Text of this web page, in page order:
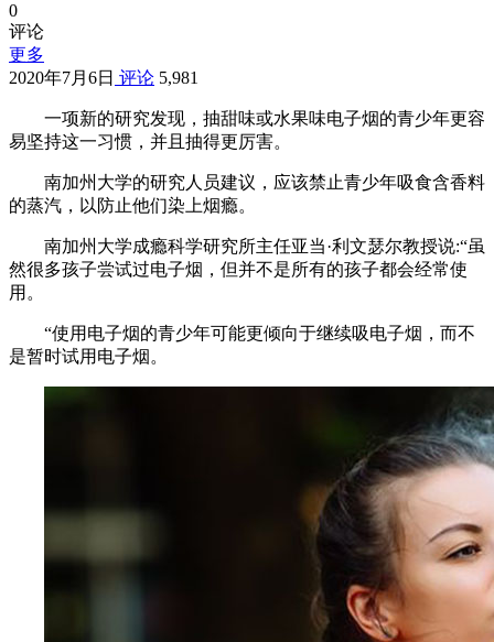
0
评论
更多
2020年7月6日 评论 5,981
一项新的研究发现，抽甜味或水果味电子烟的青少年更容
易坚持这一习惯，并且抽得更厉害。
南加州大学的研究人员建议，应该禁止青少年吸食含香料
的蒸汽，以防止他们染上烟瘾。
南加州大学成瘾科学研究所主任亚当·利文瑟尔教授说:“虽
然很多孩子尝试过电子烟，但并不是所有的孩子都会经常使
用。
“使用电子烟的青少年可能更倾向于继续吸电子烟，而不
是暂时试用电子烟。